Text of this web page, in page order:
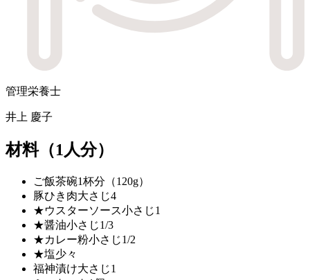
管理栄養士
井上 慶子
材料（1人分）
ご飯茶碗1杯分（120g）
豚ひき肉大さじ4
★ウスターソース小さじ1
★醤油小さじ1/3
★カレー粉小さじ1/2
★塩少々
福神漬け大さじ1